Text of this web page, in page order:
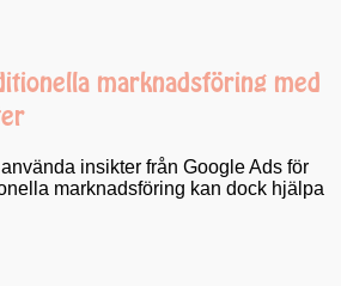
marknadsföring med
insikter från Google Ads för
marknadsföring kan dock hjälpa